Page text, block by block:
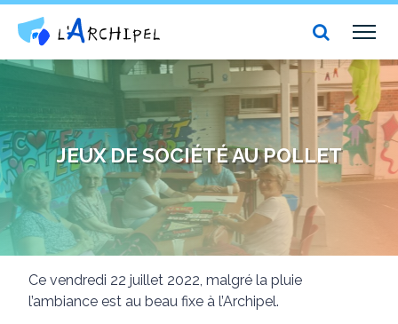
Centre social et culturel l'Archipel
JEUX DE SOCIÉTÉ AU POLLET
Ce vendredi 22 juillet 2022, malgré la pluie
l’ambiance est au beau fixe à l’Archipel.